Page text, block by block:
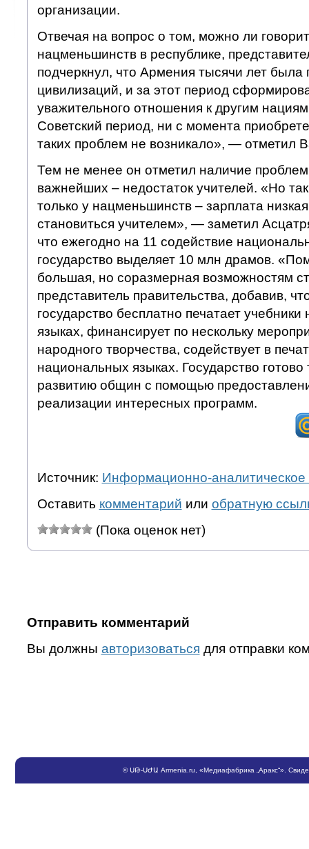
организации.
Отвечая на вопрос о том, можно ли
нацменьшинств в республике,
подчеркнул, что Армения тысячи лет была
цивилизаций, и за этот период
уважительного отношения к другим
Советский период, ни с момента
таких проблем не возникало», — отметил
Тем не менее он отметил наличие
важнейших – недостаток учителей. «Но
только у нацменьшинств – зарплата
становиться учителем», — заметил
что ежегодно на 11 содействие
государство выделяет 10 млн драмов.
большая, но соразмерная возможностям
представитель правительства, добавив,
государство бесплатно печатает
языках, финансирует по нескольку
народного творчества, содействует в
национальных языках. Государство готово
развитию общин с помощью
реализации интересных программ.
Источник: Информационно-аналитическое
Оставить комментарий или обратную
(Пока оценок нет)
Отправить комментарий
Вы должны авторизоваться для отправки
©ՍԹ-ՍԺԱ Armenia.ru , «Медиафабрика „Аракс“».